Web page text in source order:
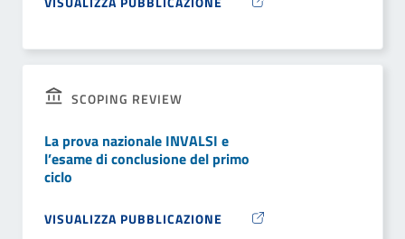
SCOPING REVIEW
La prova nazionale INVALSI e
l’esame di conclusione del primo
ciclo
VISUALIZZA PUBBLICAZIONE